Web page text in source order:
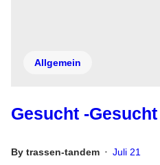
Allgemein
Gesucht -
By trassen-tandem • Juli 21